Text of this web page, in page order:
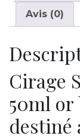
Avis (0)
Cirage
50ml or
destiné